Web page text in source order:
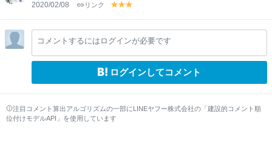
2020/02/08 リンク
y
lo
w
y
lo
w
lo
w
コメントするにはログインが必要です
ログインしてコメント
注目コメント算出アルゴリズムの一部にLINEヤフー株式会社の「建設的コメント順
位付けモデルAPI」を使用しています